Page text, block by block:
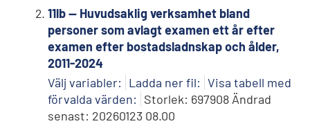
11lb -- Huvudsaklig verksamhet bland
personer som avlagt examen ett år efter
examen efter bostadsladnskap och ålder,
2011-2024
Välj variabler: Ladda ner fil: Visa tabell med
förvalda värden: Storlek: 697908 Ändrad
senast: 20260123 08.00